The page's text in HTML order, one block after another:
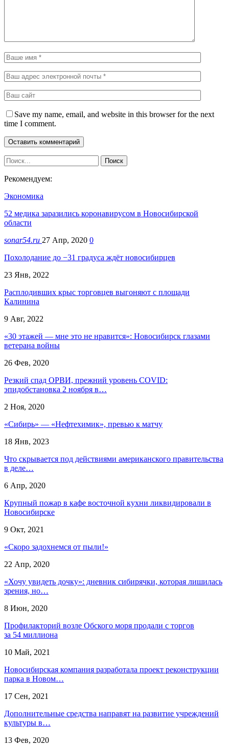
Save my name, email, and website in this browser for the next
time I comment.
Рекомендуем:
Экономика
52 медика заразились коронавирусом в Новосибирской
области
sonar54.ru 27 Апр, 2020 0
Похолодание до −31 градуса ждёт новосибирцев
23 Янв, 2022
Расплодивших крыс торговцев выгоняют с площади
Калинина
9 Авг, 2022
«30 этажей — мне это не нравится»: Новосибирск глазами
ветерана войны
26 Фев, 2020
Резкий спад ОРВИ, прежний уровень COVID:
эпидобстановка 2 ноября в…
2 Ноя, 2020
«Сибирь» — «Нефтехимик», превью к матчу
18 Янв, 2023
Что скрывается под действиями американского правительства
в деле…
6 Апр, 2020
Крупный пожар в кафе восточной кухни ликвидировали в
Новосибирске
9 Окт, 2021
«Скоро задохнемся от пыли!»
22 Апр, 2020
«Хочу увидеть дочку»: дневник сибирячки, которая лишилась
зрения, но…
8 Июн, 2020
Профилакторий возле Обского моря продали с торгов
за 54 миллиона
10 Май, 2021
Новосибирская компания разработала проект реконструкции
парка в Новом…
17 Сен, 2021
Дополнительные средства направят на развитие учреждений
культуры в…
13 Фев, 2020